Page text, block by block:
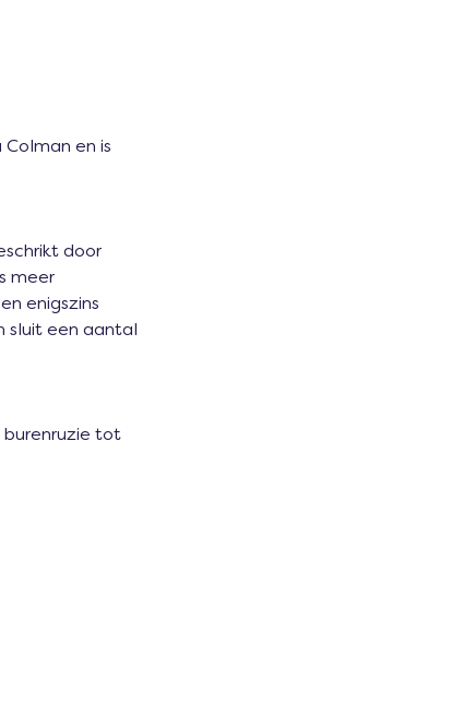
en is
door
meer
enigszins
sluit een aantal